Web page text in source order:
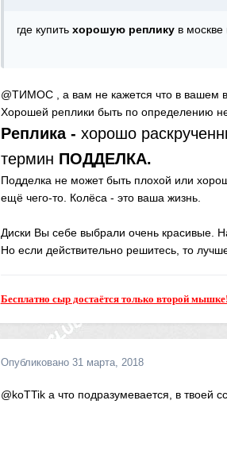
где купить хорошую репликув москве
@ТИМОС, а вам не кажется что в вашем
Хорошей реплики быть по определению
Реплика - хорошо
термин ПОДДЕЛКА.
Подделка не может быть плохой или
ещё чего-то. Колёса - это ваша жизнь.
Диски Вы себе выбрали очень красивые.
Но если действительно решитесь, то
Бесплатно сыр достаётся только второй
Опубликовано 31 марта, 2018
@koTTikа что подразумевается, в твоей